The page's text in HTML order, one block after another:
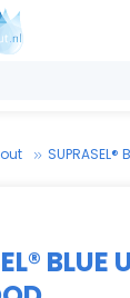
BLUE